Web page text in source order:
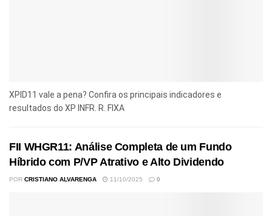
XPID11 vale a pena? Confira os principais indicadores e
resultados do XP INFR. R. FIXA
FII WHGR11: Análise Completa de um Fundo
Híbrido com P/VP Atrativo e Alto Dividendo
POR CRISTIANO ALVARENGA 11/10/2025 0